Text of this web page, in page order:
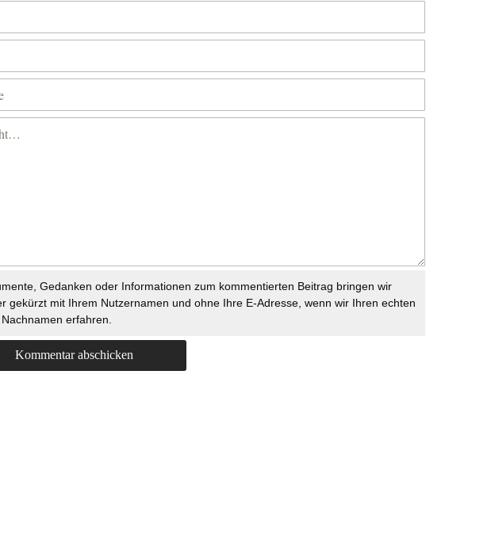
Gedanken oder Informationen zum kommentierten Beitrag bringen wir
gekürzt mit Ihrem Nutzernamen und ohne Ihre E-Adresse, wenn wir Ihren echten
erfahren.